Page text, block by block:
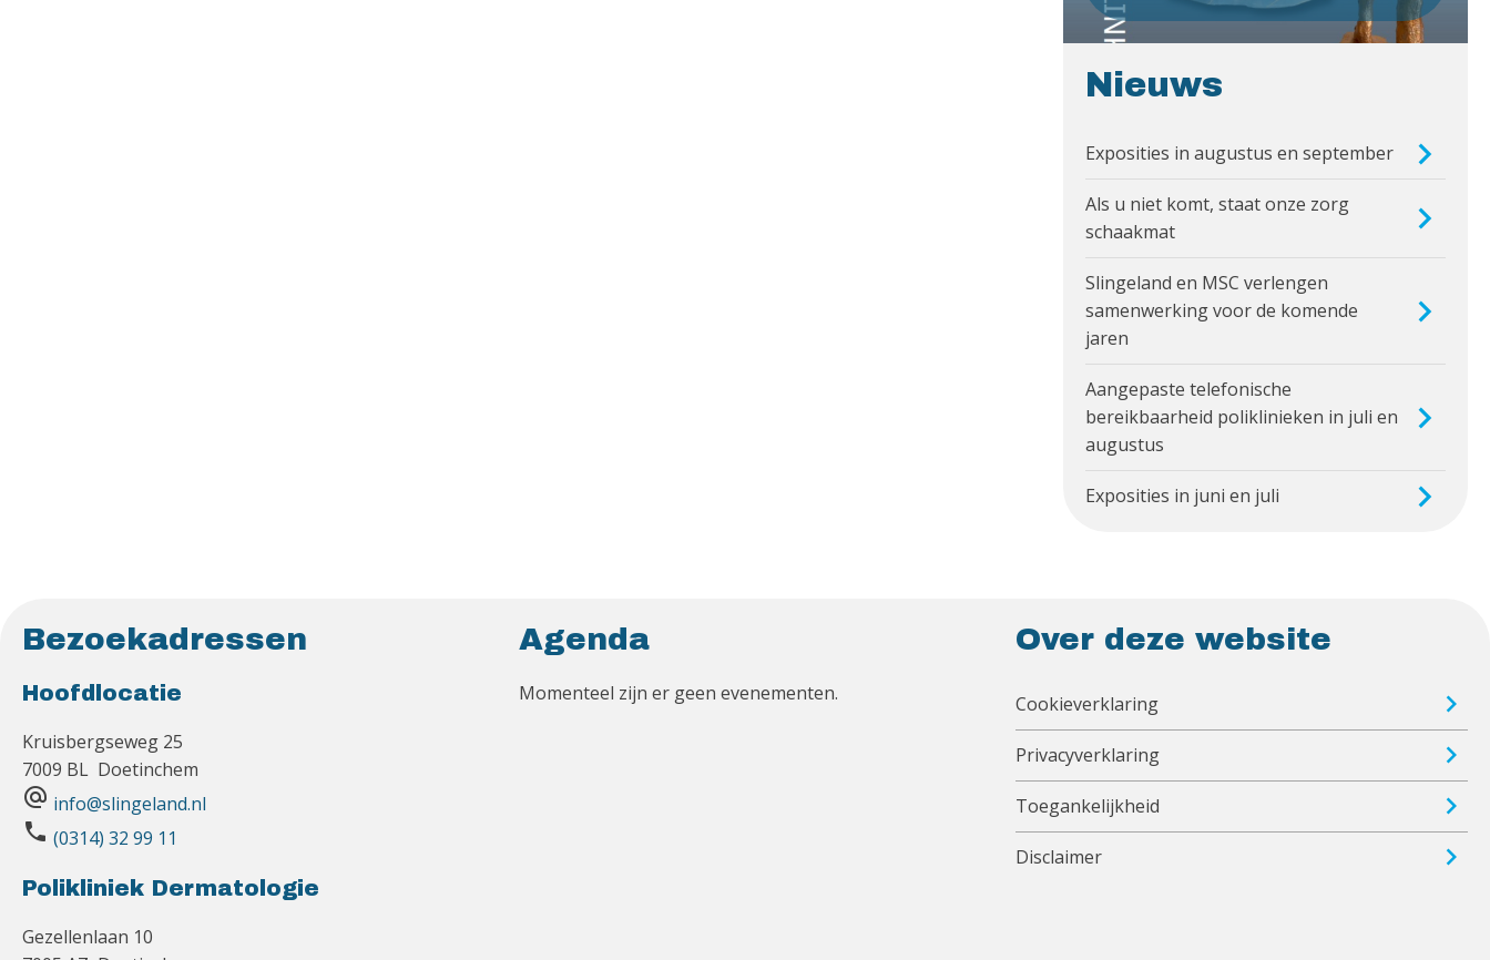
Nieuws
Exposities in augustus en september
Als u niet komt, staat onze zorg
schaakmat
Slingeland en MSC verlengen
samenwerking voor de komende
jaren
Aangepaste telefonische
bereikbaarheid poliklinieken in juli en
augustus
Exposities in juni en juli
Bezoekadressen
Hoofdlocatie
Kruisbergseweg 25
7009 BL Doetinchem
alternate_email info@slingeland.nl
phone (0314) 32 99 11
Polikliniek Dermatologie
Gezellenlaan 10
Agenda
Momenteel zijn er geen evenementen.
Over deze website
Cookieverklaring
Privacyverklaring
Toegankelijkheid
Disclaimer